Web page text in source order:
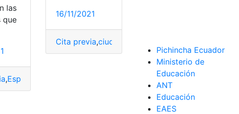
,Sedes,Solicitar
las
que
,España Solicitar
16/11/2021
Cita previa,ciudad Real
Pichincha Ecuador
Ministerio de
Educación
ANT
Educación
EAES